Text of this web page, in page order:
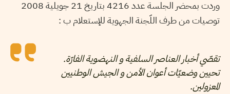
وردت بمحضر الجلسة عدد 4216 بتاريخ 21 جويلية 2008
توصيات من طرف اللّجنة الجهوية للإستعلام ب :
تقصّي أخبار العناصر السلفية و النهضوية الفارّة.
تحيين وضعيّات أعوان الأمن و الجيش الوطنيين
المعزولين.